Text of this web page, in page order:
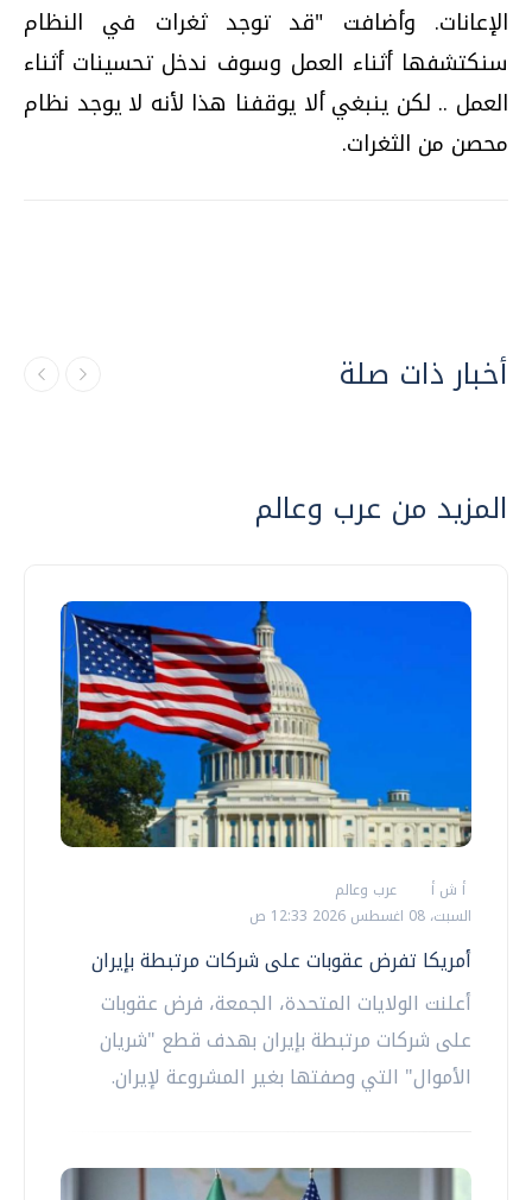
الإعانات. وأضافت "قد توجد ثغرات في النظام
سنكتشفها أثناء العمل وسوف ندخل تحسينات أثناء
العمل .. لكن ينبغي ألا يوقفنا هذا لأنه لا يوجد نظام
محصن من الثغرات.
أخبار ذات صلة
المزيد من عرب وعالم
أ ش أ
عرب وعالم
السبت، 08 اغسطس 2026 12:33 ص
أمريكا تفرض عقوبات على شركات مرتبطة بإيران
أعلنت الولايات المتحدة، الجمعة، فرض عقوبات
على شركات مرتبطة بإيران بهدف قطع "شريان
الأموال" التي وصفتها بغير المشروعة لإيران.